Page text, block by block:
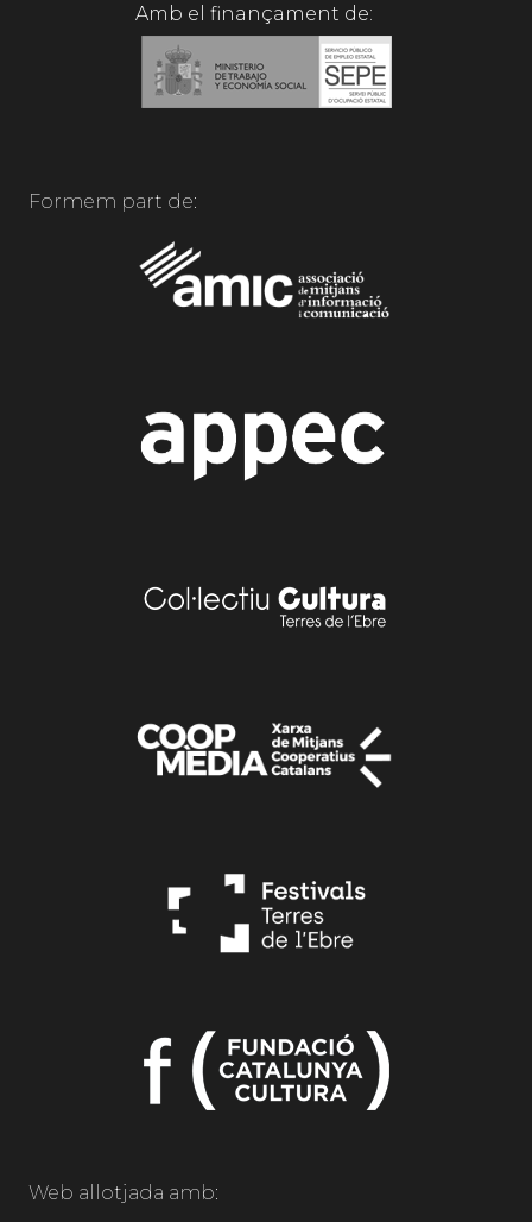
Amb el finançament de:
Formem part de:
Web allotjada amb: